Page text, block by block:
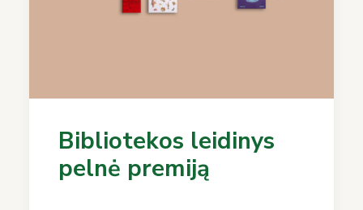
Bibliotekos leidinys
pelnė premiją